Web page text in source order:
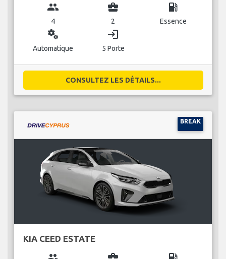
group
4
business_center
2
local_gas_station
Essence
miscellaneous_services
Automatique
login
5 Porte
CONSULTEZ LES DÉTAILS...
BREAK
KIA CEED ESTATE